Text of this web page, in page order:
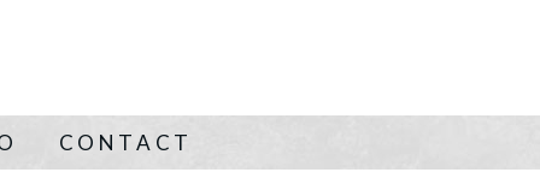
CONTACT